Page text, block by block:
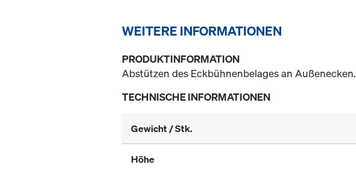
WEITERE INFORMATIONEN
PRODUKTINFORMATION
Abstützen des Eckbühnenbelages an Außenecken.
TECHNISCHE INFORMATIONEN
Gewicht / Stk.
Höhe